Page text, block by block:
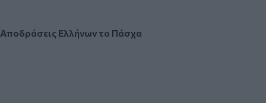
Αποδράσεις Ελλήνων το Πάσχα